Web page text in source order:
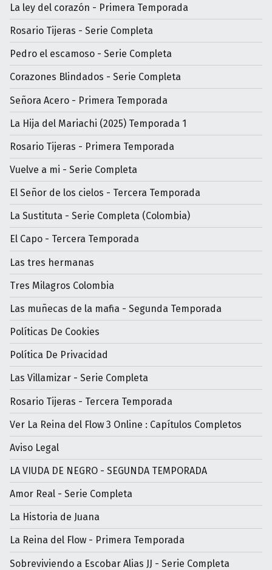
La ley del corazón - Primera Temporada
Rosario Tijeras - Serie Completa
Pedro el escamoso - Serie Completa
Corazones Blindados - Serie Completa
Señora Acero - Primera Temporada
La Hija del Mariachi (2025) Temporada 1
Rosario Tijeras - Primera Temporada
Vuelve a mi - Serie Completa
El Señor de los cielos - Tercera Temporada
La Sustituta - Serie Completa (Colombia)
El Capo - Tercera Temporada
Las tres hermanas
Tres Milagros Colombia
Las muñecas de la mafia - Segunda Temporada
Políticas De Cookies
Política De Privacidad
Las Villamizar - Serie Completa
Rosario Tijeras - Tercera Temporada
Ver La Reina del Flow 3 Online : Capítulos Completos
Aviso Legal
LA VIUDA DE NEGRO - SEGUNDA TEMPORADA
Amor Real - Serie Completa
La Historia de Juana
La Reina del Flow - Primera Temporada
Sobreviviendo a Escobar Alias JJ - Serie Completa